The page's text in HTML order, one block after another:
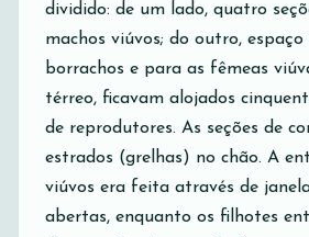
dividido: de um lado, quatro
machos viúvos; do outro, espaço
borrachos e para as fêmeas
térreo, ficavam alojados
de reprodutores. As seções de
estrados (grelhas) no chão. A
viúvos era feita através de
abertas, enquanto os filhotes